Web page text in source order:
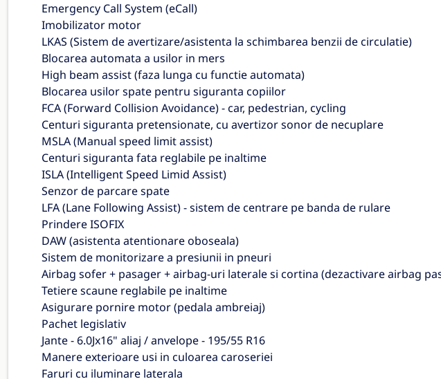
Emergency Call System (eCall)
Imobilizator motor
LKAS (Sistem de avertizare/asistenta la schimbarea benzii de circulatie)
Blocarea automata a usilor in mers
High beam assist (faza lunga cu functie automata)
Blocarea usilor spate pentru siguranta copiilor
FCA (Forward Collision Avoidance) - car, pedestrian, cycling
Centuri siguranta pretensionate, cu avertizor sonor de necuplare
MSLA (Manual speed limit assist)
Centuri siguranta fata reglabile pe inaltime
ISLA (Intelligent Speed Limid Assist)
Senzor de parcare spate
LFA (Lane Following Assist) - sistem de centrare pe banda de rulare
Prindere ISOFIX
DAW (asistenta atentionare oboseala)
Sistem de monitorizare a presiunii in pneuri
Airbag sofer + pasager + airbag-uri laterale si cortina (dezactivare airbag
Tetiere scaune reglabile pe inaltime
Asigurare pornire motor (pedala ambreiaj)
Pachet legislativ
Jante - 6.0Jx16" aliaj / anvelope - 195/55 R16
Manere exterioare usi in culoarea caroseriei
Faruri cu iluminare laterala